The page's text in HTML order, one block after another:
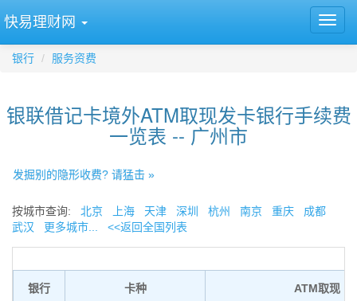
快易理财网
银行 服务资费
银联借记卡境外ATM取现发卡银行手续费
一览表 -- 广州市
发掘别的隐形收费? 请猛击 »
按城市查询: 北京 上海 天津 深圳 杭州 南京 重庆
成都
武汉
更多城市... <<返回全国列表
银行 卡种 ATM取现